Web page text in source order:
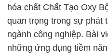
hóa chất Chất Tạo Oxy
quan trọng trong sự phát
ngành công nghiệp. Bài
những ứng dụng tiềm